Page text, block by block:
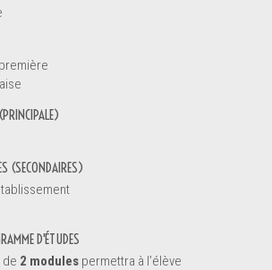
(SECONDAIRES)
D'ÉTUDES
2 modules permettra à l’élève